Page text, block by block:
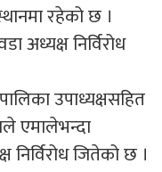
रहेको छ ।
अध्यक्ष निर्विरोध
उपाध्यक्षसहित
एमालेभन्दा
जितेको छ ।